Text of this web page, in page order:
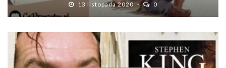
13 listopada 2020
0